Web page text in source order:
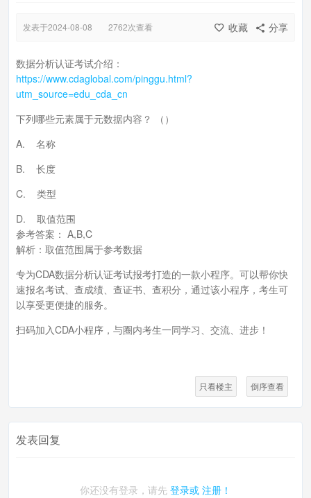
分享
收藏
发表于2024-08-08 2762次查看
数据分析认证考试介绍：
https://www.cdaglobal.com/pinggu.html?
utm_source=edu_cda_cn
下列哪些元素属于元数据内容？ （）
A. 名称
B. 长度
C. 类型
D. 取值范围
参考答案： A,B,C
解析：取值范围属于参考数据
专为CDA数据分析认证考试报考打造的一款小程序。可以帮你快
速报名考试、查成绩、查证书、查积分，通过该小程序，考生可
以享受更便捷的服务。
扫码加入CDA小程序，与圈内考生一同学习、交流、进步！
只看楼主 倒序查看
发表回复
你还没有登录，请先 登录或 注册！